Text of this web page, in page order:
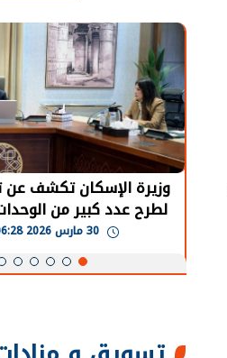
وزيرة الإسكان تكشف عن
لطرح عدد كبير من
بنظام الإيجار